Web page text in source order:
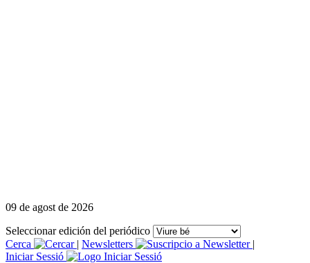
09 de agost de 2026
Seleccionar edición del periódico
Cerca
| Newsletters
|
Iniciar Sessió